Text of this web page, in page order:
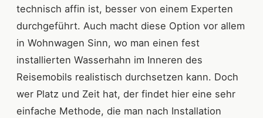
technisch affin ist, besser von einem Experten
durchgeführt. Auch macht diese Option vor allem
in Wohnwagen Sinn, wo man einen fest
installierten Wasserhahn im Inneren des
Reisemobils realistisch durchsetzen kann. Doch
wer Platz und Zeit hat, der findet hier eine sehr
einfache Methode, die man nach Installation